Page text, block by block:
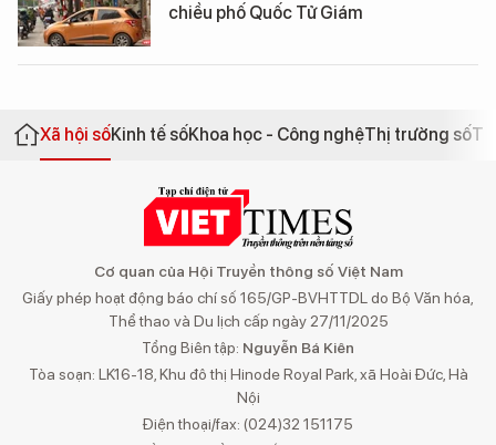
chiều phố Quốc Tử Giám
Xã hội sốKinh tế sốKhoa học - Công nghệThị trường số
Cơ quan của Hội Truyền thông số Việt Nam
Giấy phép hoạt động báo chí số 165/GP-BVHTTDL do Bộ Văn hóa,
Thể thao và Du lịch cấp ngày 27/11/2025
Tổng Biên tập: Nguyễn Bá Kiên
Tòa soạn: LK16-18, Khu đô thị Hinode Royal Park, xã Hoài Đức, Hà
Nội
Điện thoại/fax: (024)32 151175